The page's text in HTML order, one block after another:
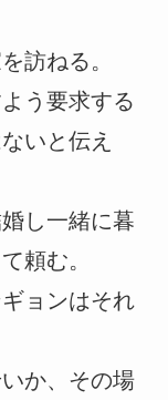
訪ねる。
う要求する
いと伝え
し一緒に暮
頼む。
ョンはそれ
か、その場